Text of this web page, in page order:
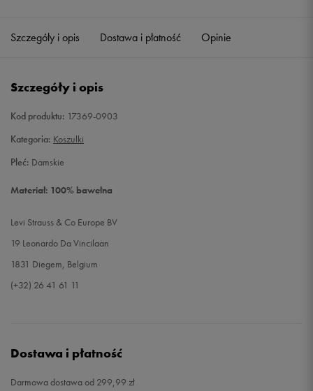
Szczegóły i opis Dostawa i płatność Opinie
Szczegóły i opis
Kod produktu: 17369-0903
Kategoria: Koszulki
Płeć: Damskie
Materiał: 100% bawełna
Levi Strauss & Co Europe BV
19 Leonardo Da Vincilaan
1831 Diegem, Belgium
(+32) 26 41 61 11
Dostawa i płatność
Darmowa dostawa od 299,99 zł